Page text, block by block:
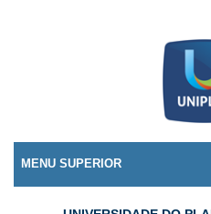
MENU SUPERIOR